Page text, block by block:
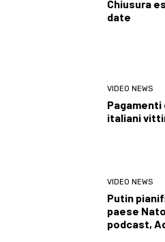
Chiusura
date
VIDEO NEWS
italiani
VIDEO NEWS
Putin
paese
podcast,